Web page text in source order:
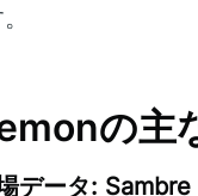
の主
データ: